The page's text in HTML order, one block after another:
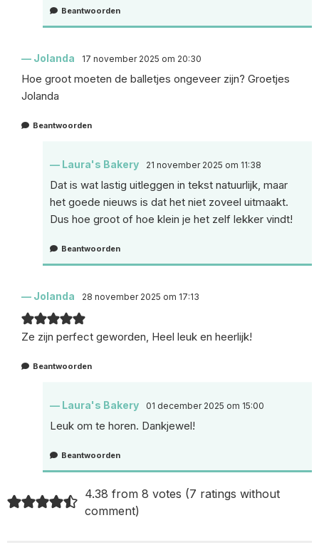
Beantwoorden
Jolanda 17 november 2025 om 20:30
Hoe groot moeten de balletjes ongeveer zijn? Groetjes
Jolanda
Beantwoorden
Laura's Bakery 21 november 2025 om 11:38
Dat is wat lastig uitleggen in tekst natuurlijk, maar
het goede nieuws is dat het niet zoveel uitmaakt.
Dus hoe groot of hoe klein je het zelf lekker vindt!
Beantwoorden
Jolanda 28 november 2025 om 17:13
Ze zijn perfect geworden, Heel leuk en heerlijk!
Beantwoorden
Laura's Bakery 01 december 2025 om 15:00
Leuk om te horen. Dankjewel!
Beantwoorden
4.38 from 8 votes (7 ratings without
comment)